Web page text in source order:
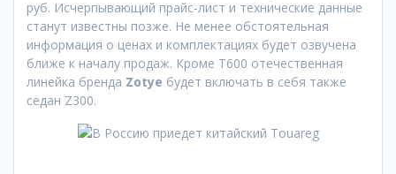
руб. Исчерпывающий прайс-лист и технические данные
станут известны позже. Не менее обстоятельная
информация о ценах и комплектациях будет озвучена
ближе к началу продаж. Кроме Т600 отечественная
линейка бренда Zotye будет включать в себя также
седан Z300.